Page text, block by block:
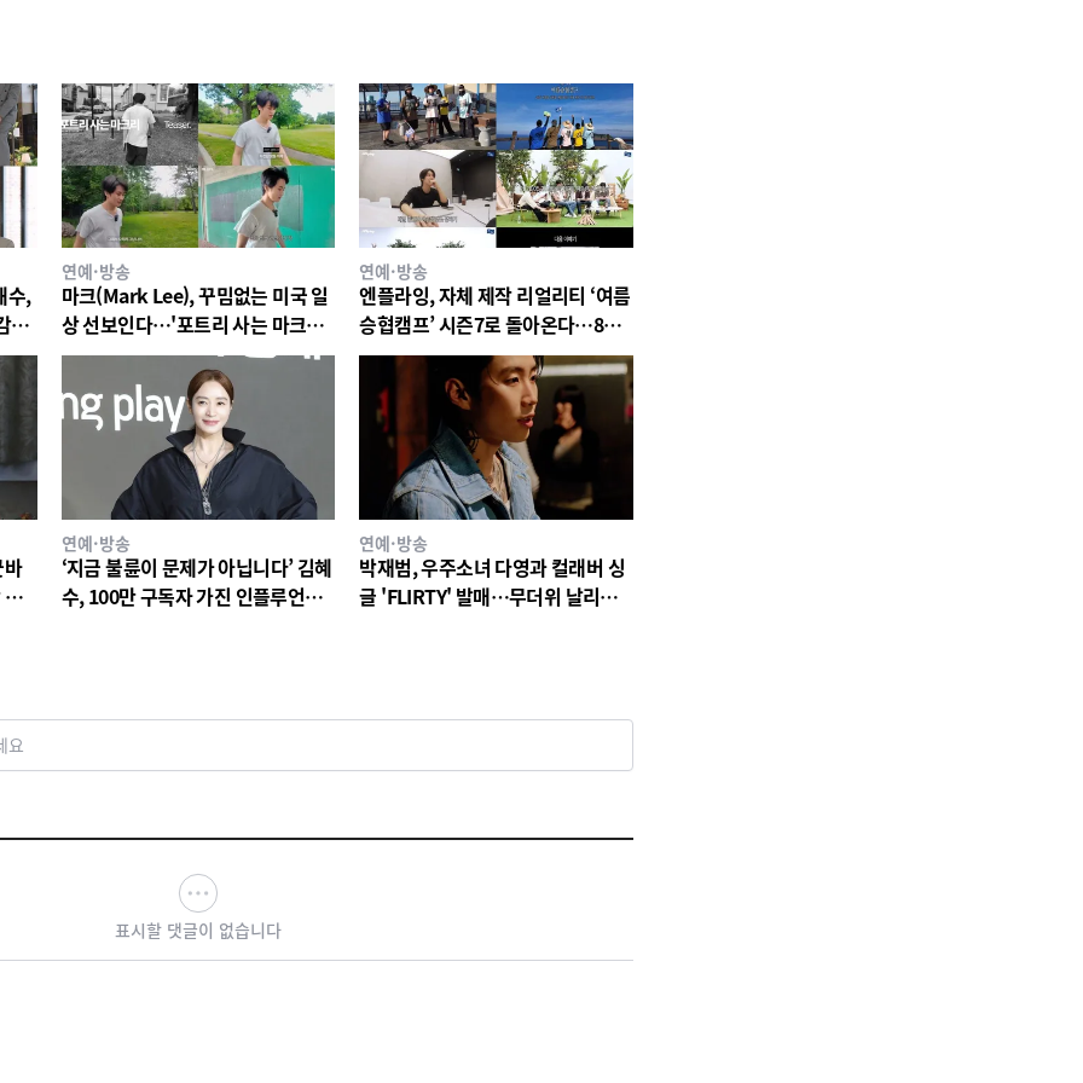
수,
빵
연예·방송
마크(Mark Lee), 꾸밈없는 미국 일
상 선보인다…'포트리 사는 마크리'
티저 공개
연예·방송
엔플라잉, 자체 제작 리얼리티 ‘여름
승협캠프’ 시즌7로 돌아온다…8월
12일 첫 공개
연예·방송
‘지금 불륜이 문제가 아닙니다’ 김혜
수, 100만 구독자 가진 인플루언서
연예·방송
박재범, 우주소녀 다영과 컬래버 싱
글 'FLIRTY' 발매…무더위 날리는
요
표시할 댓글이 없습니다